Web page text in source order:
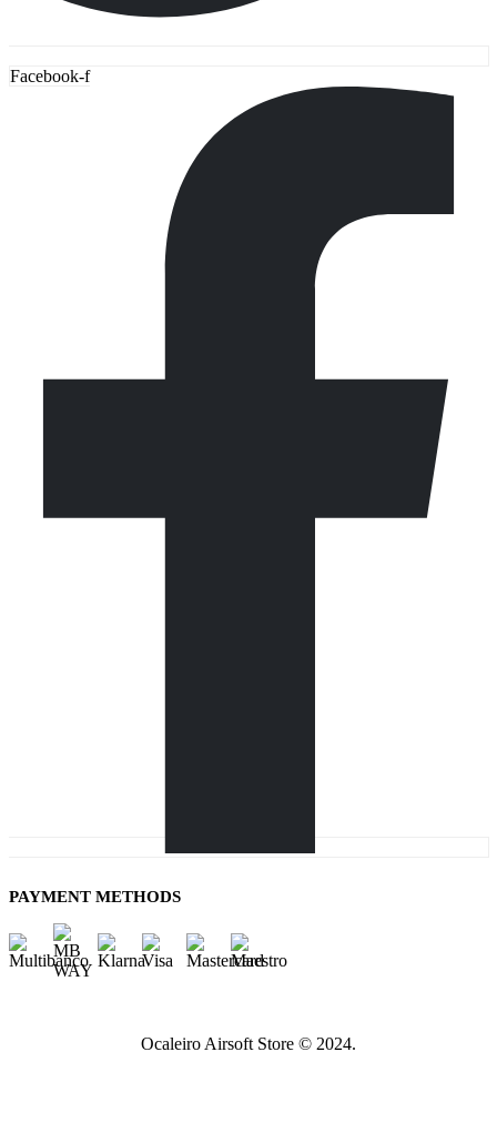
Facebook-f
PAYMENT METHODS
Ocaleiro Airsoft Store © 2024.